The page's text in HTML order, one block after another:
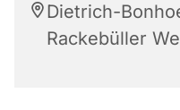
Dietrich-
Rackebüller